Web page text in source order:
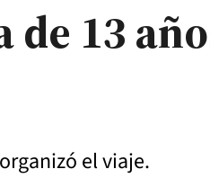
13
el viaje.